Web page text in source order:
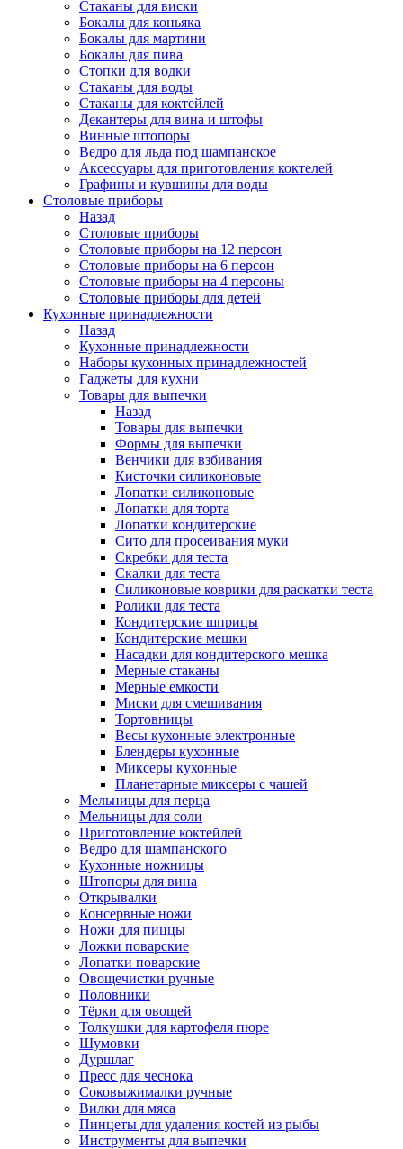
Стаканы для виски
Бокалы для коньяка
Бокалы для мартини
Бокалы для пива
Стопки для водки
Стаканы для воды
Стаканы для коктейлей
Декантеры для вина и штофы
Винные штопоры
Ведро для льда под шампанское
Аксессуары для приготовления коктелей
Графины и кувшины для воды
Столовые приборы
Назад
Столовые приборы
Столовые приборы на 12 персон
Столовые приборы на 6 персон
Столовые приборы на 4 персоны
Столовые приборы для детей
Кухонные принадлежности
Назад
Кухонные принадлежности
Наборы кухонных принадлежностей
Гаджеты для кухни
Товары для выпечки
Назад
Товары для выпечки
Формы для выпечки
Венчики для взбивания
Кисточки силиконовые
Лопатки силиконовые
Лопатки для торта
Лопатки кондитерские
Сито для просеивания муки
Скребки для теста
Скалки для теста
Силиконовые коврики для раскатки теста
Ролики для теста
Кондитерские шприцы
Кондитерские мешки
Насадки для кондитерского мешка
Мерные стаканы
Мерные емкости
Миски для смешивания
Тортовницы
Весы кухонные электронные
Блендеры кухонные
Миксеры кухонные
Планетарные миксеры с чашей
Мельницы для перца
Мельницы для соли
Приготовление коктейлей
Ведро для шампанского
Кухонные ножницы
Штопоры для вина
Открывалки
Консервные ножи
Ножи для пиццы
Ложки поварские
Лопатки поварские
Овощечистки ручные
Половники
Тёрки для овощей
Толкушки для картофеля пюре
Шумовки
Дуршлаг
Пресс для чеснока
Соковыжималки ручные
Вилки для мяса
Пинцеты для удаления костей из рыбы
Инструменты для выпечки